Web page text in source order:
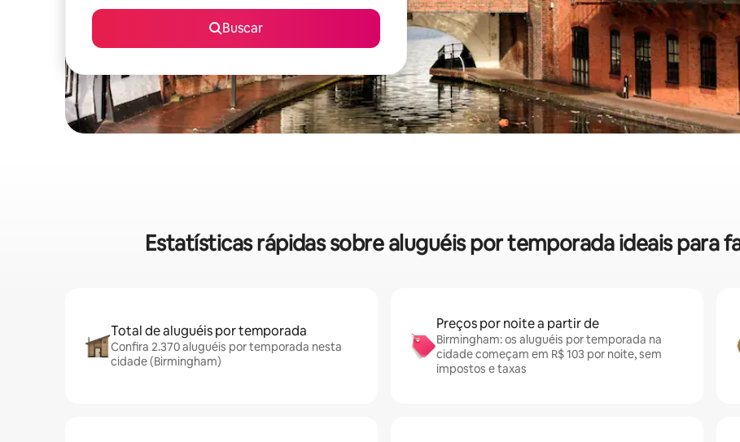
Buscar
Estatísticas rápidas sobre aluguéis por temporada ideais para
Total de aluguéis por temporada
Confira 2.370 aluguéis por temporada nesta
cidade (Birmingham)
Preços por noite a partir de
Birmingham: os aluguéis por temporada na
cidade começam em R$ 103 por noite, sem
impostos e taxas